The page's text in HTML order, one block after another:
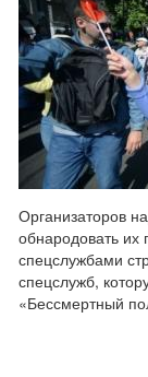
Организаторов
обнародовать их
спецслужбами
спецслужб,
«Бессмертный